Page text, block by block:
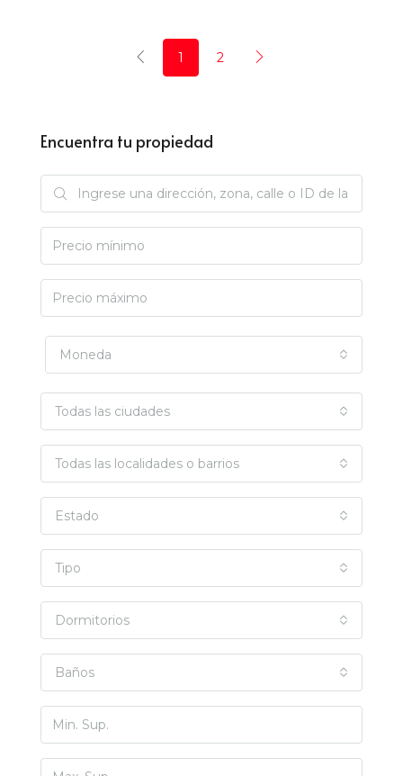
1 2
Encuentra tu propiedad
Moneda
Todas las ciudades
Todas las localidades o barrios
Estado
Tipo
Dormitorios
Baños